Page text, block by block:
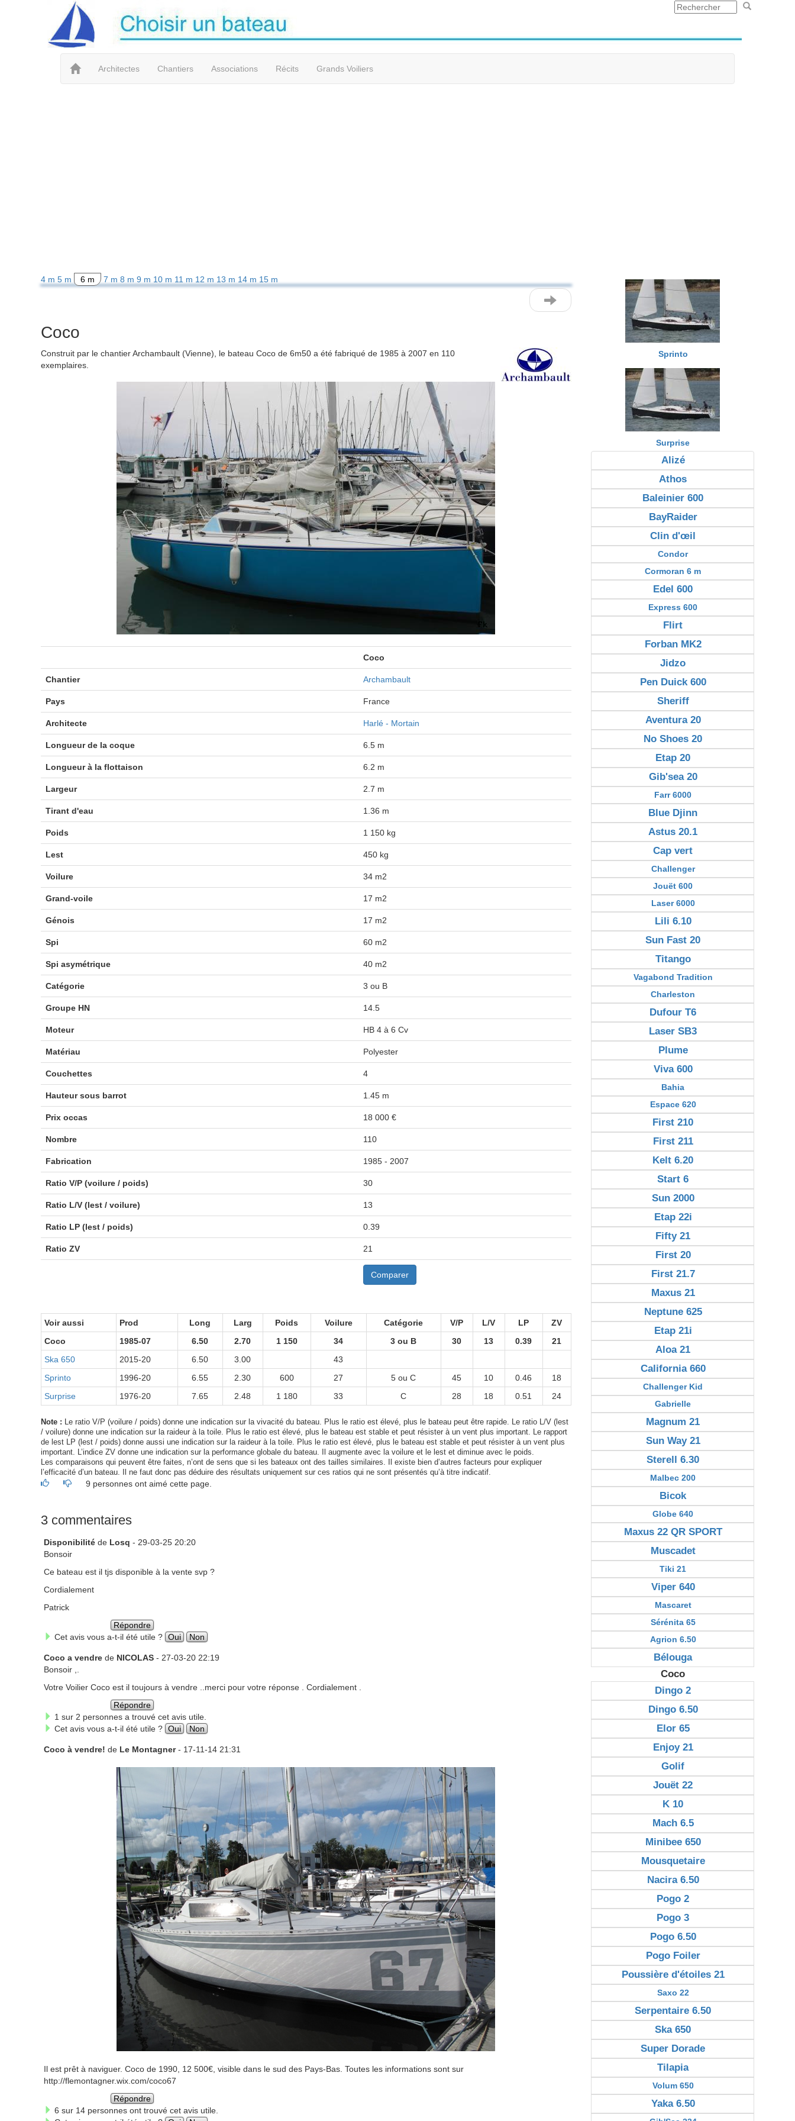
Architectes Chantiers Associations Récits Grands Voiliers
4 m 5 m 6 m 7 m 8 m 9 m 10 m 11 m 12 m 13 m 14 m 15 m
Coco
Construit par le chantier Archambault (Vienne), le bateau Coco de 6m50 a été fabriqué de 1985 à 2007 en 110
exemplaires.
Coco
Chantier Archambault
Pays France
Architecte Harlé - Mortain
Longueur de la coque 6.5 m
Longueur à la flottaison 6.2 m
Largeur 2.7 m
Tirant d'eau 1.36 m
Poids 1 150 kg
Lest 450 kg
Voilure 34 m2
Grand-voile 17 m2
Génois 17 m2
Spi 60 m2
Spi asymétrique 40 m2
Catégorie 3 ou B
Groupe HN 14.5
Moteur HB 4 à 6 Cv
Matériau Polyester
Couchettes 4
Hauteur sous barrot 1.45 m
Prix occas 18 000 €
Nombre 110
Fabrication 1985 - 2007
Ratio V/P (voilure / poids) 30
Ratio L/V (lest / voilure) 13
Ratio LP (lest / poids) 0.39
Ratio ZV 21
Comparer
Voir aussi Prod Long Larg Poids Voilure Catégorie V/P L/V LP
ZV
Coco
1985-07 6.50 2.70 1 150 34 3 ou B 30 13 0.39
21
Ska 650
2015-20 6.50 3.00
43
Sprinto
1996-20 6.55 2.30 600 27 5 ou C 45 10 0.46
18
Surprise
1976-20 7.65 2.48 1 180 33 C 28 18 0.51 24
Note : Le ratio V/P (voilure / poids) donne une indication sur la vivacité du bateau. Plus le ratio est élevé, plus le bateau peut être rapide. Le ratio L/V (lest
/ voilure) donne une indication sur la raideur à la toile. Plus le ratio est élevé, plus le bateau est stable et peut résister à un vent plus important. Le rapport
de lest LP (lest / poids) donne aussi une indication sur la raideur à la toile. Plus le ratio est élevé, plus le bateau est stable et peut résister à un vent plus
important. L’indice ZV donne une indication sur la performance globale du bateau. Il augmente avec la voilure et le lest et diminue avec le poids.
Les comparaisons qui peuvent être faites, n’ont de sens que si les bateaux ont des tailles similaires. Il existe bien d’autres facteurs pour expliquer
l’efficacité d’un bateau. Il ne faut donc pas déduire des résultats uniquement sur ces ratios qui ne sont présentés qu’à titre indicatif.
9 personnes ont aimé cette page.
3 commentaires
Disponibilité de Losq - 29-03-25 20:20
Bonsoir
Ce bateau est il tjs disponible à la vente svp ?
Cordialement
Patrick
Répondre
Cet avis vous a-t-il été utile ? Oui Non
Coco a vendrede NICOLAS- 27-03-20 22:19
Bonsoir ,.
Votre Voilier Coco est il toujours à vendre ..merci pour votre réponse . Cordialement .
Répondre
1 sur 2 personnes a trouvé cet avis utile.
Cet avis vous a-t-il été utile ? Oui Non
Coco à vendre! de Le Montagner- 17-11-14 21:31
Il est prêt à naviguer. Coco de 1990, 12 500€, visible dans le sud des Pays-Bas. Toutes les informations sont sur
http://flemontagner.wix.com/coco67
Répondre
6 sur 14 personnes ont trouvé cet avis utile.
Sprinto
Surprise
Alizé
Athos
Baleinier 600
BayRaider
Clin d'œil
Condor
Cormoran 6 m
Edel 600
Express 600
Flirt
Forban MK2
Jidzo
Pen Duick 600
Sheriff
Aventura 20
No Shoes 20
Etap 20
Gib'sea 20
Farr 6000
Blue Djinn
Astus 20.1
Cap vert
Challenger
Jouët 600
Laser 6000
Lili 6.10
Sun Fast 20
Titango
Vagabond Tradition
Charleston
Dufour T6
Laser SB3
Plume
Viva 600
Bahia
Espace 620
First 210
First 211
Kelt 6.20
Start 6
Sun 2000
Etap 22i
Fifty 21
First 20
First 21.7
Maxus 21
Neptune 625
Etap 21i
Aloa 21
California 660
Challenger Kid
Gabrielle
Magnum 21
Sun Way 21
Sterell 6.30
Malbec 200
Bicok
Globe 640
Maxus 22 QR SPORT
Muscadet
Tiki 21
Viper 640
Mascaret
Sérénita 65
Agrion 6.50
Bélouga
Coco
Dingo 2
Dingo 6.50
Elor 65
Enjoy 21
Golif
Jouët 22
K 10
Mach 6.5
Minibee 650
Mousquetaire
Nacira 6.50
Pogo 2
Pogo 3
Pogo 6.50
Pogo Foiler
Poussière d'étoiles 21
Saxo 22
Serpentaire 6.50
Ska 650
Super Dorade
Tilapia
Volum 650
Yaka 6.50